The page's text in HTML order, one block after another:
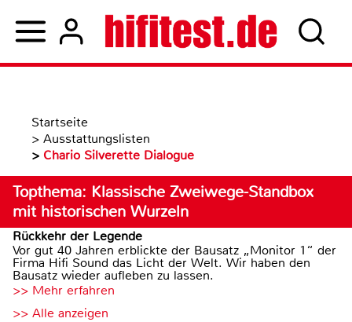
Startseite
> Ausstattungslisten
> Chario Silverette Dialogue
Topthema: Klassische Zweiwege-Standbox
mit historischen Wurzeln
Rückkehr der Legende
Vor gut 40 Jahren erblickte der Bausatz „Monitor 1“ der
Firma Hifi Sound das Licht der Welt. Wir haben den
Bausatz wieder aufleben zu lassen.
>> Mehr erfahren
>> Alle anzeigen